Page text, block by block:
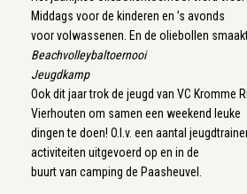
Middags voor de kinderen en ’s avonds
voor volwassenen. En de oliebollen
Beachvolleybaltoernooi
Jeugdkamp
Ook dit jaar trok de jeugd van VC Kromme
Vierhouten om samen een weekend leuke
dingen te doen! O.l.v. een aantal
activiteiten uitgevoerd op en in de
buurt van camping de Paasheuvel.